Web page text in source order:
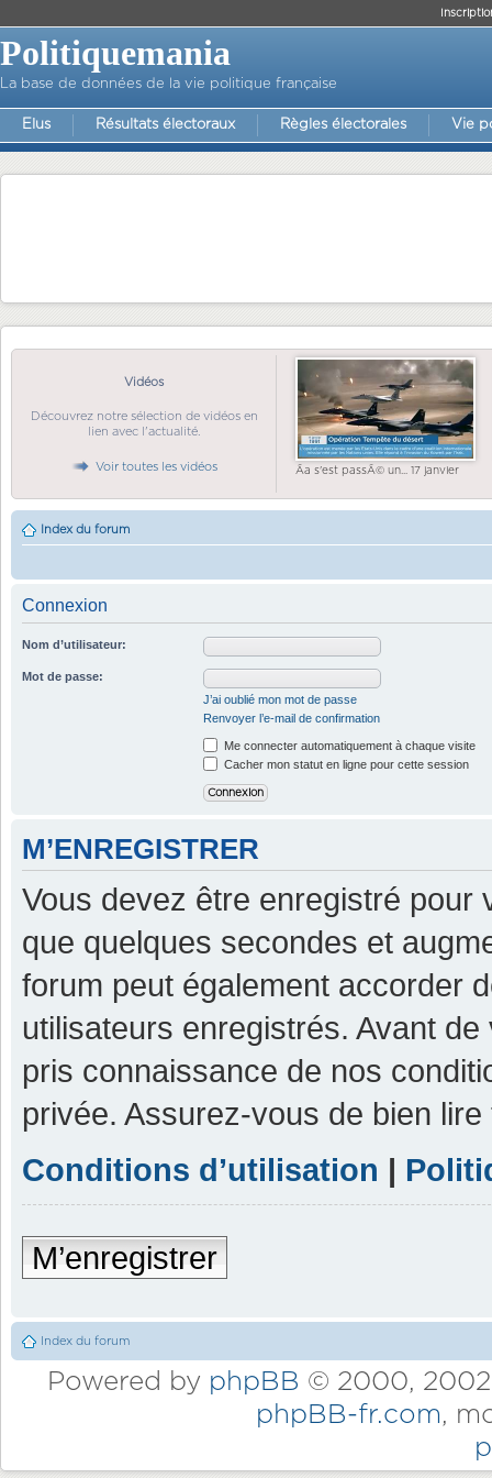
Politiquemania
La base de données de la vie politique française
Elus Résultats électoraux Règles électorales Vie
Vidéos
Découvrez notre sélection de vidéos en
lien avec l'actualité.
Voir toutes les vidéos Ãa s'est passÃ© un... 17 janvier
Index du forum
Connexion
Nom d’utilisateur:
Mot de passe:
J’ai oublié mon mot de passe
Renvoyer l’e-mail de confirmation
Me connecter automatiquement à chaque visite
Cacher mon statut en ligne pour cette session
M’ENREGISTRER
Vous devez être enregistré pour
que quelques secondes et
forum peut également accorder
utilisateurs enregistrés. Avant
pris connaissance de nos
privée. Assurez-vous de bien
Conditions d’utilisation |
M’enregistrer
Index du forum
Powered by phpBB © 2000,
phpBB-fr.com,